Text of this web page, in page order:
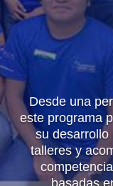
Desde una
este programa
su desarrollo
talleres y
basadas